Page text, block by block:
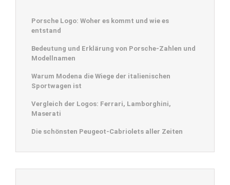
Porsche Logo: Woher es kommt und wie es
entstand
Bedeutung und Erklärung von Porsche-Zahlen und
Modellnamen
Warum Modena die Wiege der italienischen
Sportwagen ist
Vergleich der Logos: Ferrari, Lamborghini,
Maserati
Die schönsten Peugeot-Cabriolets aller Zeiten